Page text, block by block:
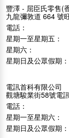
豐澤 - 屈臣氏零售(
九龍彌敦道 664 號
電話：
星期一至星期五：
星期六：
星期日及公眾假期：
電訊首科有限公司
觀塘駿業街58號電
電話：
星期一至星期六：
星期日及公眾假期：